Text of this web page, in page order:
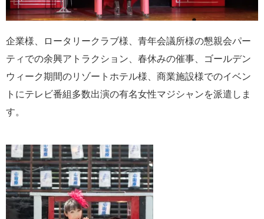
企業様、ロータリークラブ様、青年会議所様の懇親会パー
ティでの余興アトラクション、春休みの催事、ゴールデン
ウィーク期間のリゾートホテル様、商業施設様でのイベン
トにテレビ番組多数出演の有名女性マジシャンを派遣しま
す。